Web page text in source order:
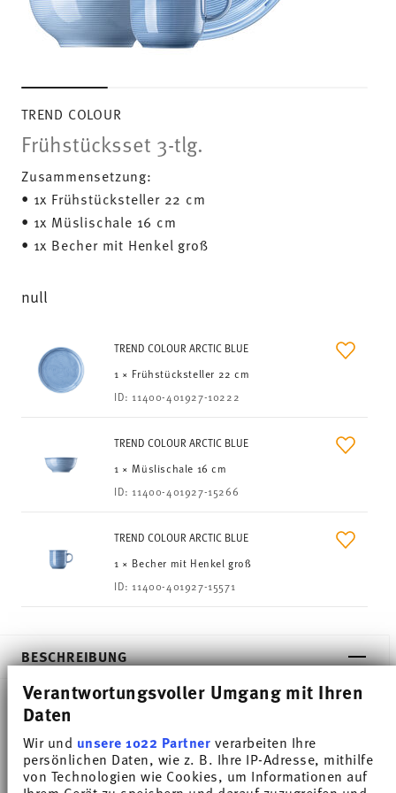
Verantwortungsvoller Umgang mit Ihren
Daten
Wir und unsere 1022 Partnerverarbeiten Ihre
persönlichen Daten, wie z. B. Ihre IP-Adresse, mithilfe
von Technologien wie Cookies, um Informationen auf
TREND COLOUR
Frühstücksset 3-tlg.
Zusammensetzung:
• 1x Frühstücksteller 22 cm
• 1x Müslischale 16 cm
• 1x Becher mit Henkel groß
null
TREND COLOUR ARCTIC BLUE
1 × Frühstücksteller 22 cm
ID:11400-401927-10222
TREND COLOUR ARCTIC BLUE
1 × Müslischale 16 cm
ID:11400-401927-15266
TREND COLOUR ARCTIC BLUE
1 × Becher mit Henkel groß
ID:11400-401927-15571
BESCHREIBUNG
Thomas Trend Colour Arctic Blue Frühstücksset 3-
tlg., Porzellan. Trend gilt weltweit als eines der
beliebtesten Service für den alltäglichen Gebrauch.